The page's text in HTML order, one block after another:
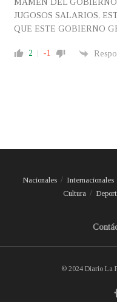
MAMEN DEL
JUGOSOS SALARIOS,
QUE ESTE GOBIERNO
2 -1
Nacionales Internacionales
Cultura
© 2024 Diario La